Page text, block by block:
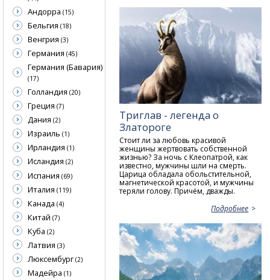
Триглав - легенда о
Златороге
Стоит ли за любовь красивой
женщины жертвовать собственной
жизнью? За ночь с Клеопатрой, как
известно, мужчины шли на смерть.
Царица обладала обольстительной,
магнетической красотой, и мужчины
теряли голову. Причём, дважды.
Подробнее
Андорра (15)
Бельгия (18)
Венгрия (3)
Германия (45)
Германия (Бавария)
(17)
Голландия (20)
Греция (7)
Дания (2)
Израиль (1)
Ирландия (1)
Исландия (2)
Испания (69)
Италия (119)
Канада (4)
Китай (7)
Куба (2)
Латвия (3)
Люксембург(2)
Мадейра (1)